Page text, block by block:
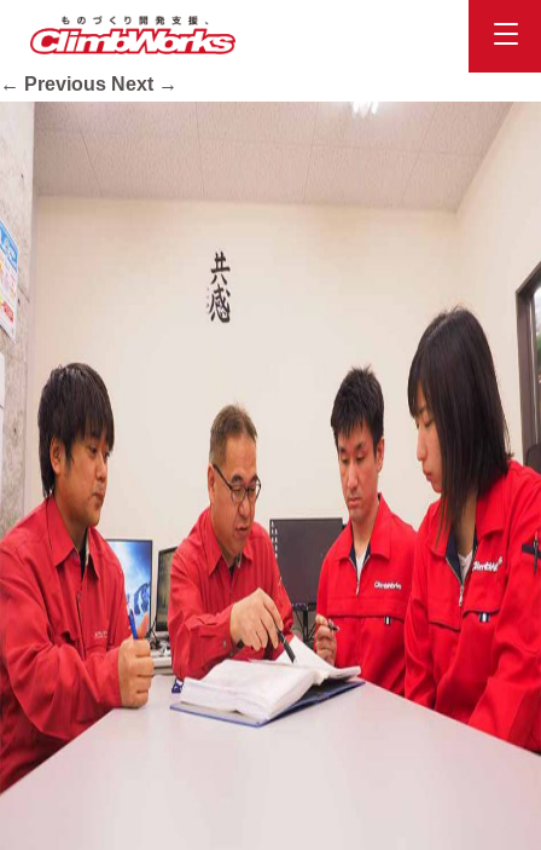
Published2020.10.16at948 × 711
← Previous Next →